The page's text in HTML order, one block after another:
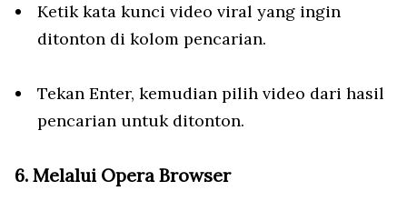
Ketik kata kunci video viral yang ingin
ditonton di kolom pencarian.
Tekan Enter, kemudian pilih video dari hasil
pencarian untuk ditonton.
6. Melalui Opera Browser